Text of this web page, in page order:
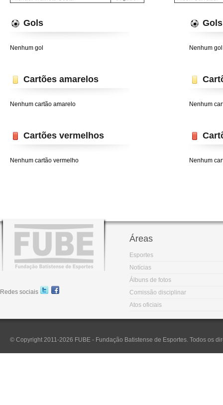
Gols
Nenhum gol
Gols
Nenhum gol
Cartões amarelos
Nenhum cartão amarelo Nenhum
Cartões vermelhos
Nenhum cartão vermelho Nenhum
Redes sociais
Áreas
Esportes
Notícias
Álbuns de fotos
Comissão disciplinar
Atos oficiais
© Copyright 2011-2026 FUBE - Fundação Batistense de Esportes. Todos os